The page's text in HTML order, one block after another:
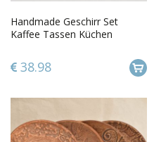
Handmade Geschirr Set
Kaffee Tassen Küchen
schön
38.98